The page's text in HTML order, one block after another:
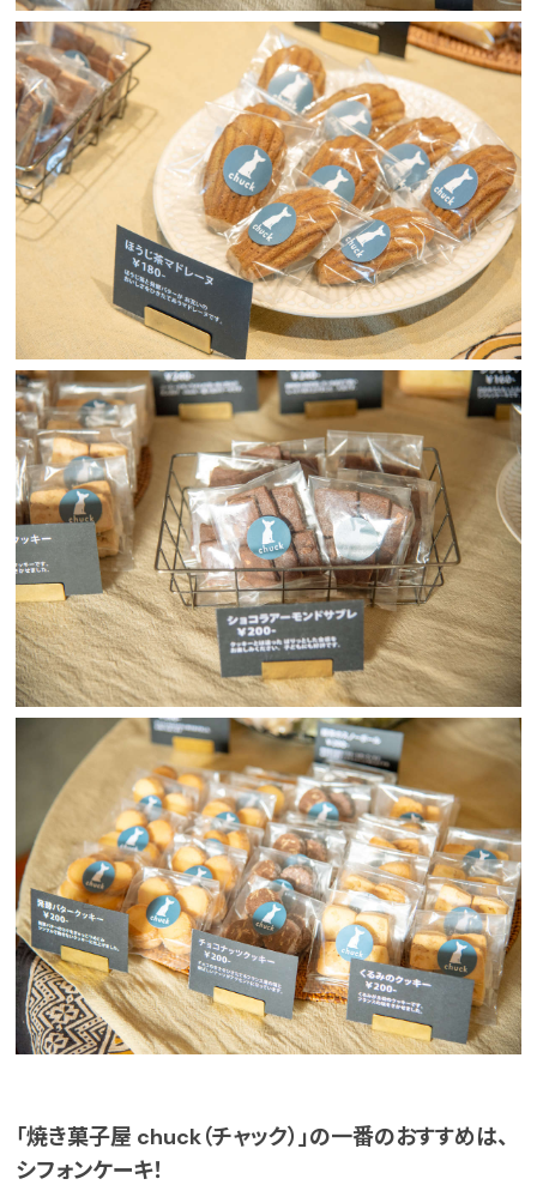
「焼き菓子屋 chuck（チャック）」の一番のおすすめは、
シフォンケーキ！